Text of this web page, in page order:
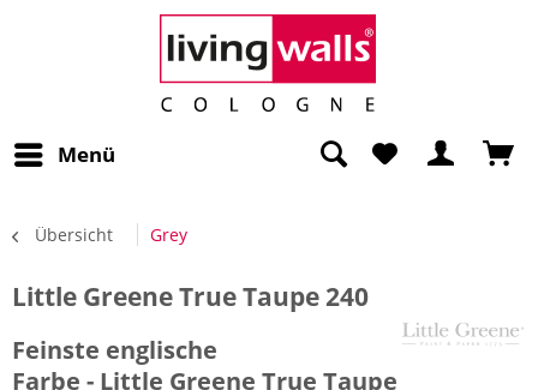
Menü
Übersicht Grey
Little Greene True Taupe 240
Feinste englische
Farbe - Little Greene True Taupe